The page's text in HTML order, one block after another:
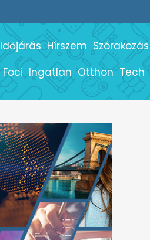
Időjárás Hírszem Szórakozás
Foci Ingatlan Otthon Tech